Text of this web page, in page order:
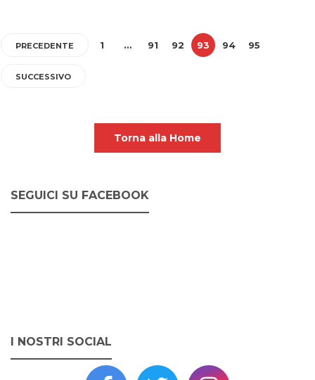
PRECEDENTE 1 … 91 92 93 94 95
SUCCESSIVO
Torna alla Home
SEGUICI SU FACEBOOK
I NOSTRI SOCIAL